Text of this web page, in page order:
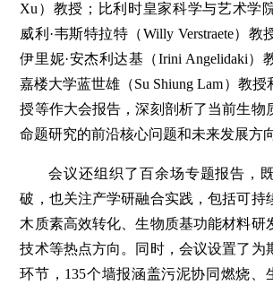
Xu）教授；比利时皇家科学与艺术学
威利·韦斯特拉特（Willy Verstraete）
伊里妮·安杰利达基（Irini Angelidaki）
嘉楼大学蓝世雄（Su Shiung Lam）教
授等作大会报告，深刻剖析了当前生物
命题研究的前沿核心问题和未来发展方
会议还组织了百余场专题报告，
破，也关注产学研融合实践，包括可持
木质素高效转化、生物质基功能材料研
技术等热点方向。同时，会议设置了为
环节，135个墙报涵盖污泥协同燃烧、